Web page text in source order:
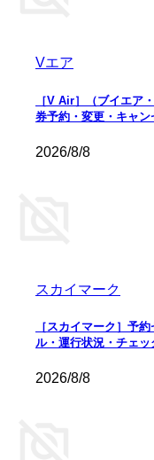
Vエア
［V Air］（ブイエア
券予約・変更・キャン
2026/8/8
スカイマーク
［スカイマーク］予
ル・運行状況・チェッ
2026/8/8